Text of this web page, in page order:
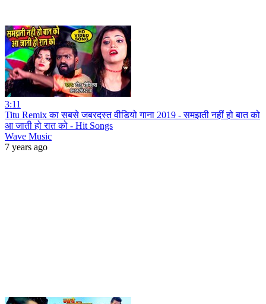
3:11
Titu Remix का सबसे जबरदस्त वीडियो गाना 2019 - समझती नहीं हो बात को
आ जाती हो रात को - Hit Songs
Wave Music
7 years ago